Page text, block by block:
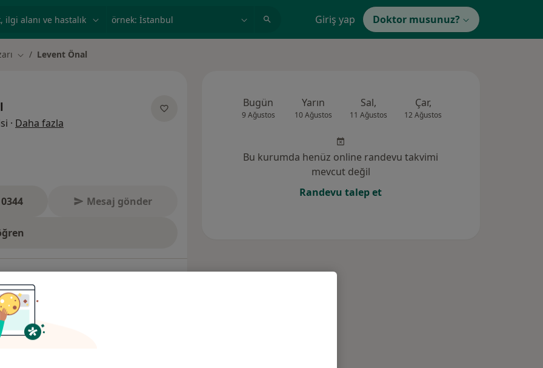
örnek: İstanbul Giriş yap Doktor musunuz?
Şehir değiştir
Levent Önal
· Daha fazla
Mesaj gönder
Adresler Görüşler (220)
Bugün
9 Ağustos
Yarın
10 Ağustos
Sal,
11 Ağustos
Çar,
12 Ağustos
Bu kurumda henüz online randevu takvimi
mevcut değil
Randevu talep et